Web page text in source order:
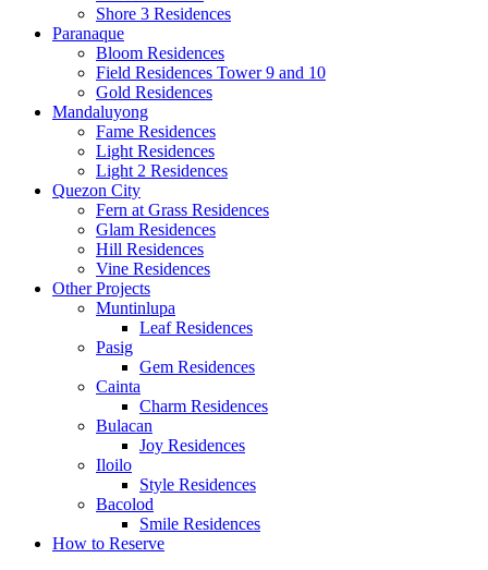
Shore 3 Residences
Paranaque
Bloom Residences
Field Residences Tower 9 and 10
Gold Residences
Mandaluyong
Fame Residences
Light Residences
Light 2 Residences
Quezon City
Fern at Grass Residences
Glam Residences
Hill Residences
Vine Residences
Other Projects
Muntinlupa
Leaf Residences
Pasig
Gem Residences
Cainta
Charm Residences
Bulacan
Joy Residences
Iloilo
Style Residences
Bacolod
Smile Residences
How to Reserve